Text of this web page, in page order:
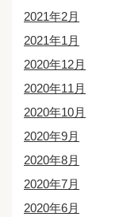
2021年2月
2021年1月
2020年12月
2020年11月
2020年10月
2020年9月
2020年8月
2020年7月
2020年6月